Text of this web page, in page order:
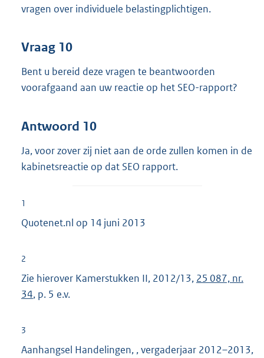
vragen over individuele belastingplichtigen.
Vraag 10
Bent u bereid deze vragen te beantwoorden
voorafgaand aan uw reactie op het SEO-rapport?
Antwoord 10
Ja, voor zover zij niet aan de orde zullen komen in de
kabinetsreactie op dat SEO rapport.
1
Quotenet.nl op 14 juni 2013
2
Zie hierover Kamerstukken II, 2012/13, 25 087, nr.
34, p. 5 e.v.
3
Aanhangsel Handelingen, , vergaderjaar 2012–2013,